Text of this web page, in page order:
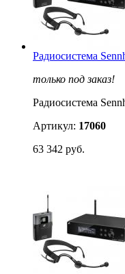
Радиосистема
только под заказ!
Радиосистема
Артикул: 17060
63 342 руб.